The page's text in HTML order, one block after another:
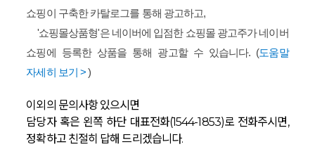
쇼핑이 구축한 카탈로그를 통해 광고하고,
'쇼핑몰상품형'은 네이버에 입점한 쇼핑몰 광고주가 네이버
쇼핑에 등록한 상품을 통해 광고할 수 있습니다. (도움말
자세히 보기 > )
이외의 문의사항 있으시면
담당자 혹은 왼쪽 하단 대표전화(1544-1853)로 전화주시면,
정확하고 친절히 답해 드리겠습니다.